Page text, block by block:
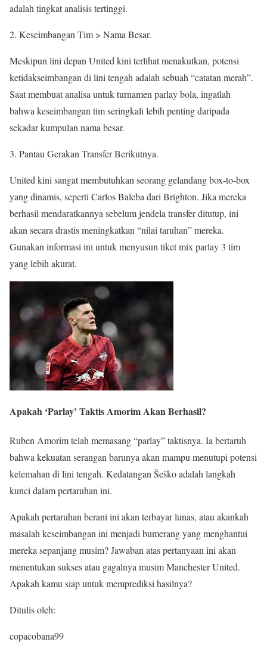
adalah tingkat analisis tertinggi.
2. Keseimbangan Tim > Nama Besar.
Meskipun lini depan United kini terlihat menakutkan, potensi
ketidakseimbangan di lini tengah adalah sebuah “catatan merah”.
Saat membuat analisa untuk turnamen parlay bola, ingatlah
bahwa keseimbangan tim seringkali lebih penting daripada
sekadar kumpulan nama besar.
3. Pantau Gerakan Transfer Berikutnya.
United kini sangat membutuhkan seorang gelandang box-to-box
yang dinamis, seperti Carlos Baleba dari Brighton. Jika mereka
berhasil mendaratkannya sebelum jendela transfer ditutup, ini
akan secara drastis meningkatkan “nilai taruhan” mereka.
Gunakan informasi ini untuk menyusun tiket mix parlay 3 tim
yang lebih akurat.
Apakah ‘Parlay’ Taktis Amorim Akan Berhasil?
Ruben Amorim telah memasang “parlay” taktisnya. Ia bertaruh
bahwa kekuatan serangan barunya akan mampu menutupi potensi
kelemahan di lini tengah. Kedatangan Šeško adalah langkah
kunci dalam pertaruhan ini.
Apakah pertaruhan berani ini akan terbayar lunas, atau akankah
masalah keseimbangan ini menjadi bumerang yang menghantui
mereka sepanjang musim? Jawaban atas pertanyaan ini akan
menentukan sukses atau gagalnya musim Manchester United.
Apakah kamu siap untuk memprediksi hasilnya?
Ditulis oleh:
copacobana99